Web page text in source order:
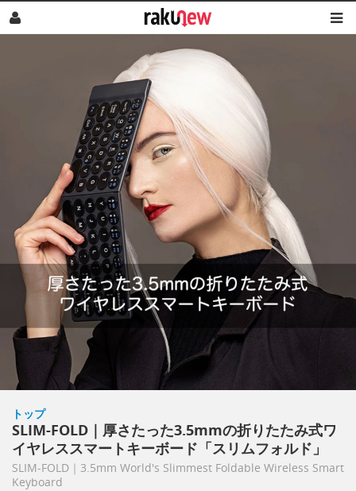
トップ
SLIM-FOLD｜厚さたった3.5mmの折りたたみ式ワ
イヤレススマートキーボード「スリムフォルド」
SLIM-FOLD｜3.5mm World's Slimmest Foldable Wireless Smart
Keyboard